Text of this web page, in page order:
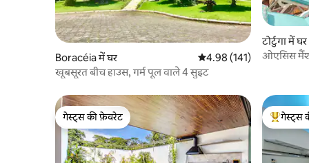
Boracéia में घर औसत रेटिंग 5 में से 4.98, 141
4.98 (141)
खूबसूरत बीच हाउस, गर्म पूल वाले 4 सुइट
टोर्टुगा में घर
ओएसिस
गेस्ट्स की फ़ेवरेट
गेस्ट्स की फ़ेवरेट
गेस्ट्स का
गेस्ट्स